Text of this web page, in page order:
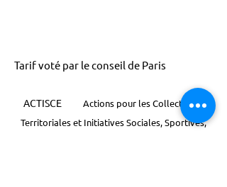
Tarif voté par le conseil de Paris
ACTISCE
Actions pour les Collectivités
Territoriales et Initiatives Sociales, Sportives,